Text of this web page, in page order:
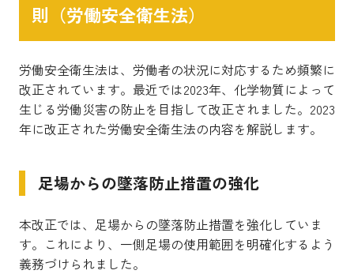
則（労働安全衛生法）
労働安全衛生法は、労働者の状況に対応するため頻繁に
改正されています。 最近では2023年、化学物質によって
生じる労働災害の防止を目指して改正されました。2023
年に改正された労働安全衛生法の内容を解説します。
足場からの墜落防止措置の強化
本改正では、足場からの墜落防止措置を強化していま
す。 これにより、一側足場の使用範囲を明確化するよう
義務づけられました。